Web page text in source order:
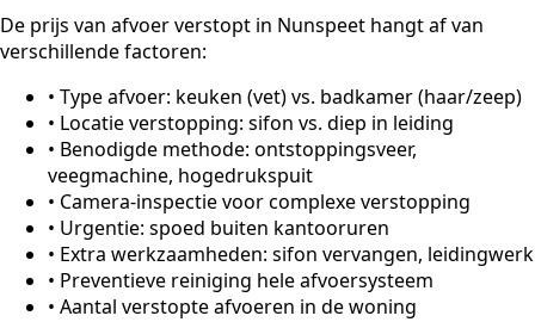
De prijs van afvoer verstopt in Nunspeet hangt af van
verschillende factoren:
• Type afvoer: keuken (vet) vs. badkamer (haar/zeep)
• Locatie verstopping: sifon vs. diep in leiding
• Benodigde methode: ontstoppingsveer,
veegmachine, hogedrukspuit
• Camera-inspectie voor complexe verstopping
• Urgentie: spoed buiten kantooruren
• Extra werkzaamheden: sifon vervangen, leidingwerk
• Preventieve reiniging hele afvoersysteem
• Aantal verstopte afvoeren in de woning